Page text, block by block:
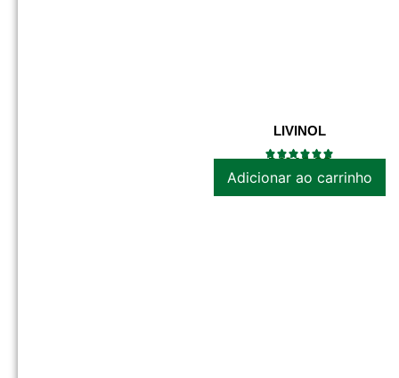
LIVINOL
R$149.00
Adicionar ao carrinho